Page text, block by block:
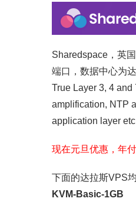
Sharedspace，英
端口，数据中心为
True Layer 3, 4
amplification, NTP
application layer etc
现在元旦优惠，年
下面的达拉斯VPS
KVM-Basic-1GB